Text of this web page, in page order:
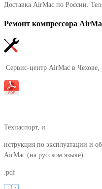
Доставка AirMac по России.
Ремонт компрессора
Сервис-центр AirMac в Чехове,
Техпаспорт, и
нструкция по эксплуатации и
AirMac (на русском языке)
.pdf